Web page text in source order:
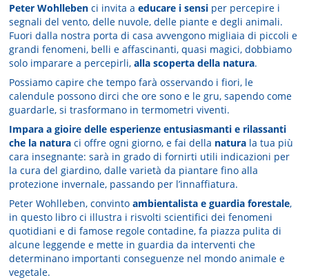
Peter Wohlleben ci invita aeducare i sensi per percepire i
segnali del vento, delle nuvole, delle piante e degli animali.
Fuori dalla nostra porta di casa avvengono migliaia di piccoli e
grandi fenomeni, belli e affascinanti, quasi magici, dobbiamo
solo imparare a percepirli, alla scoperta della natura.
Possiamo capire che tempo farà osservando i fiori, le
calendule possono dirci che ore sono e le gru, sapendo come
guardarle, si trasformano in termometri viventi.
Impara a gioire delle esperienze entusiasmanti e rilassanti
che la natura ci offre ogni giorno, e fai della natura la tua più
cara insegnante: sarà in grado di fornirti utili indicazioni per
la cura del giardino, dalle varietà da piantare fino alla
protezione invernale, passando per l’innaffiatura.
Peter Wohlleben, convintoambientalista e guardia forestale,
in questo libro ci illustra i risvolti scientifici dei fenomeni
quotidiani e di famose regole contadine, fa piazza pulita di
alcune leggende e mette in guardia da interventi che
determinano importanti conse­guenze nel mondo animale e
vegetale.